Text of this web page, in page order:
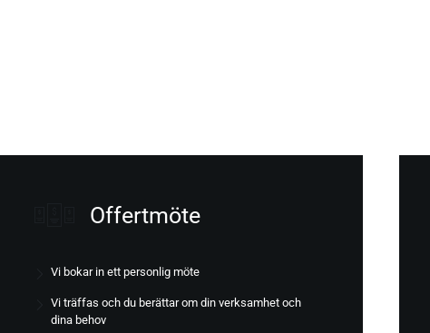
Offertmöte
Vi bokar in ett personlig möte
Vi träffas och du berättar om din verksamhet och
dina behov